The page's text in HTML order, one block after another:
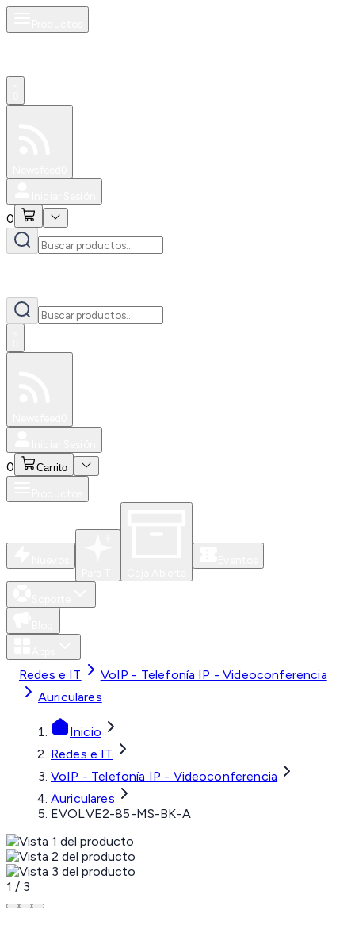
0
0 Carrito
Redes e IT
VoIP - Telefonía IP - Videoconferencia
Auriculares
Inicio
Redes e IT
VoIP - Telefonía IP - Videoconferencia
Auriculares
EVOLVE2-85-MS-BK-A
1 / 3